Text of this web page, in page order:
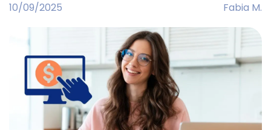
10/09/2025 Fabia M.